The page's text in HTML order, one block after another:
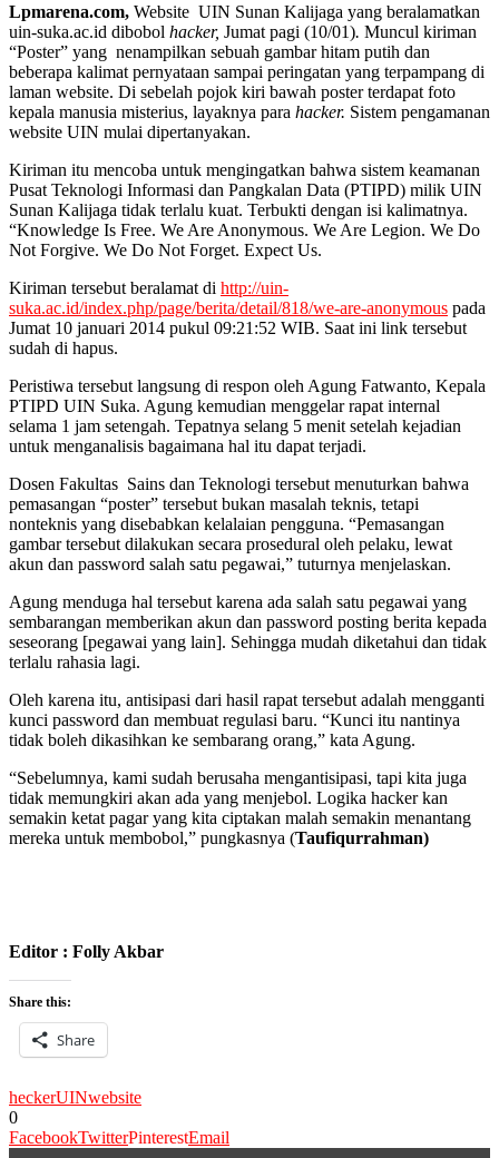
Lpmarena.com, Website UIN Sunan Kalijaga yang beralamatkan
uin-suka.ac.id dibobol hacker, Jumat pagi (10/01). Muncul kiriman
“Poster” yang nenampilkan sebuah gambar hitam putih dan
beberapa kalimat pernyataan sampai peringatan yang terpampang di
laman website. Di sebelah pojok kiri bawah poster terdapat foto
kepala manusia misterius, layaknya para hacker. Sistem pengamanan
website UIN mulai dipertanyakan.
Kiriman itu mencoba untuk mengingatkan bahwa sistem keamanan
Pusat Teknologi Informasi dan Pangkalan Data (PTIPD) milik UIN
Sunan Kalijaga tidak terlalu kuat. Terbukti dengan isi kalimatnya.
“Knowledge Is Free. We Are Anonymous. We Are Legion. We Do
Not Forgive. We Do Not Forget. Expect Us.
Kiriman tersebut beralamat di http://uin-
suka.ac.id/index.php/page/berita/detail/818/we-are-anonymous pada
Jumat 10 januari 2014 pukul 09:21:52 WIB. Saat ini link tersebut
sudah di hapus.
Peristiwa tersebut langsung di respon oleh Agung Fatwanto, Kepala
PTIPD UIN Suka. Agung kemudian menggelar rapat internal
selama 1 jam setengah. Tepatnya selang 5 menit setelah kejadian
untuk menganalisis bagaimana hal itu dapat terjadi.
Dosen Fakultas Sains dan Teknologi tersebut menuturkan bahwa
pemasangan “poster” tersebut bukan masalah teknis, tetapi
nonteknis yang disebabkan kelalaian pengguna. “Pemasangan
gambar tersebut dilakukan secara prosedural oleh pelaku, lewat
akun dan password salah satu pegawai,” tuturnya menjelaskan.
Agung menduga hal tersebut karena ada salah satu pegawai yang
sembarangan memberikan akun dan password posting berita kepada
seseorang [pegawai yang lain]. Sehingga mudah diketahui dan tidak
terlalu rahasia lagi.
Oleh karena itu, antisipasi dari hasil rapat tersebut adalah mengganti
kunci password dan membuat regulasi baru. “Kunci itu nantinya
tidak boleh dikasihkan ke sembarang orang,” kata Agung.
“Sebelumnya, kami sudah berusaha mengantisipasi, tapi kita juga
tidak memungkiri akan ada yang menjebol. Logika hacker kan
semakin ketat pagar yang kita ciptakan malah semakin menantang
mereka untuk membobol,” pungkasnya (Taufiqurrahman)
Editor : Folly Akbar
Share this:
Share
heckerUINwebsite
0
FacebookTwitterPinterestEmail